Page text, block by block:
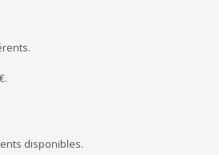
disponibles.